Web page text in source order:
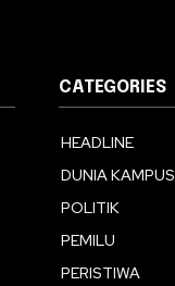
CATEGORIES
HEADLINE
DUNIA KAMPUS
POLITIK
PEMILU
PERISTIWA